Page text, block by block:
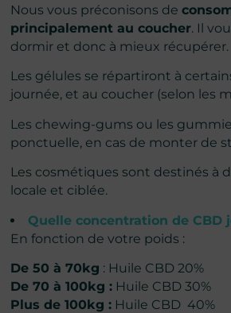
Nous vous préconisons de
principalement au coucher. Il
dormir et donc à mieux récupérer.
Les gélules se répartiront à
journée, et au coucher (selon les
Les chewing-gums ou les
ponctuelle, en cas de monter de
Les cosmétiques sont destinés à
locale et ciblée.
Quelle concentration de CBD
En fonction de votre poids :
De 50 à 70kg : Huile CBD 20%
De 70 à 100kg : Huile CBD 30%
Plus de 100kg : Huile CBD 40%